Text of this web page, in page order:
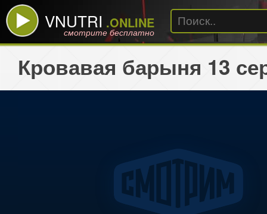
VNUTRI .ONLINE
смотрите бесплатно
Кровавая барыня 13